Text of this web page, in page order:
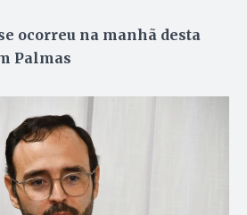
ocorreu na manhã desta
Palmas